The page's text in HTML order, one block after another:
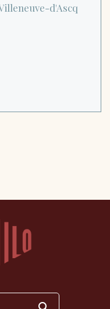
d'Ascq